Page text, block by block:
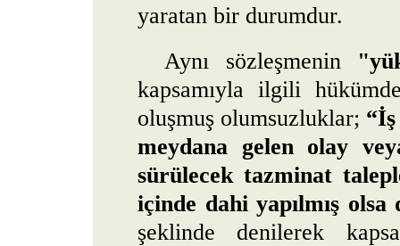
yaratan bir durumdur.
Aynı sözleşmenin
kapsamıyla ilgili
oluşmuş olumsuzluklar;
meydana gelen olay
sürülecek tazminat
içinde dahi yapılmış olsa
şeklinde denilerek